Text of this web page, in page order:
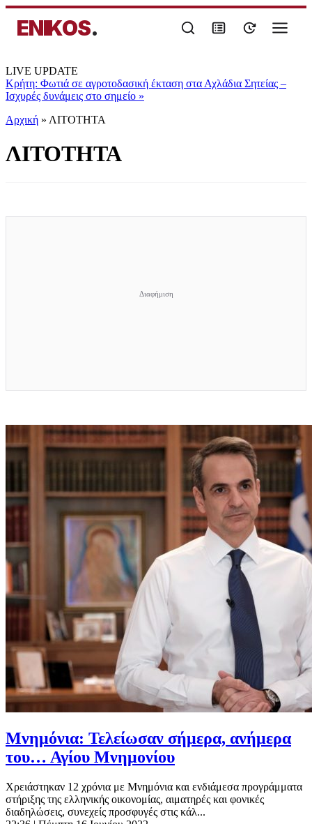
ENIKOS.
LIVE UPDATE
Κρήτη: Φωτιά σε αγροτοδασική έκταση στα Αχλάδια Σητείας –
Ισχυρές δυνάμεις στο σημείο »
Αρχική » ΛΙΤΟΤΗΤΑ
ΛΙΤΟΤΗΤΑ
Μνημόνια: Τελείωσαν σήμερα, ανήμερα
του… Αγίου Μνημονίου
Χρειάστηκαν 12 χρόνια με Μνημόνια και ενδιάμεσα προγράμματα
στήριξης της ελληνικής οικονομίας, αιματηρές και φονικές
διαδηλώσεις, συνεχείς προσφυγές στις κάλ...